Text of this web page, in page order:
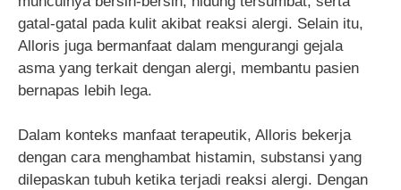
gatal-gatal pada kulit akibat reaksi alergi. Selain itu,
Alloris juga bermanfaat dalam mengurangi gejala
asma yang terkait dengan alergi, membantu pasien
bernapas lebih lega.
Dalam konteks manfaat terapeutik, Alloris bekerja
dengan cara menghambat histamin, substansi yang
dilepaskan tubuh ketika terjadi reaksi alergi. Dengan